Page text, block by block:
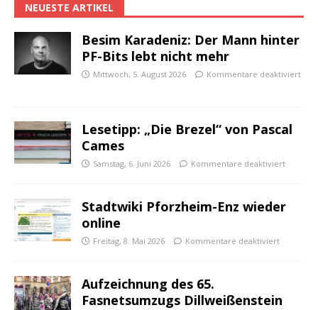
NEUESTE ARTIKEL
Besim Karadeniz: Der Mann hinter
PF-Bits lebt nicht mehr
Mittwoch, 5. August 2026 Kommentare deaktiviert
Lesetipp: „Die Brezel“ von Pascal
Cames
Samstag, 6. Juni 2026 Kommentare deaktiviert
Stadtwiki Pforzheim-Enz wieder
online
Freitag, 8. Mai 2026 Kommentare deaktiviert
Aufzeichnung des 65.
Fasnetsumzugs Dillweißenstein